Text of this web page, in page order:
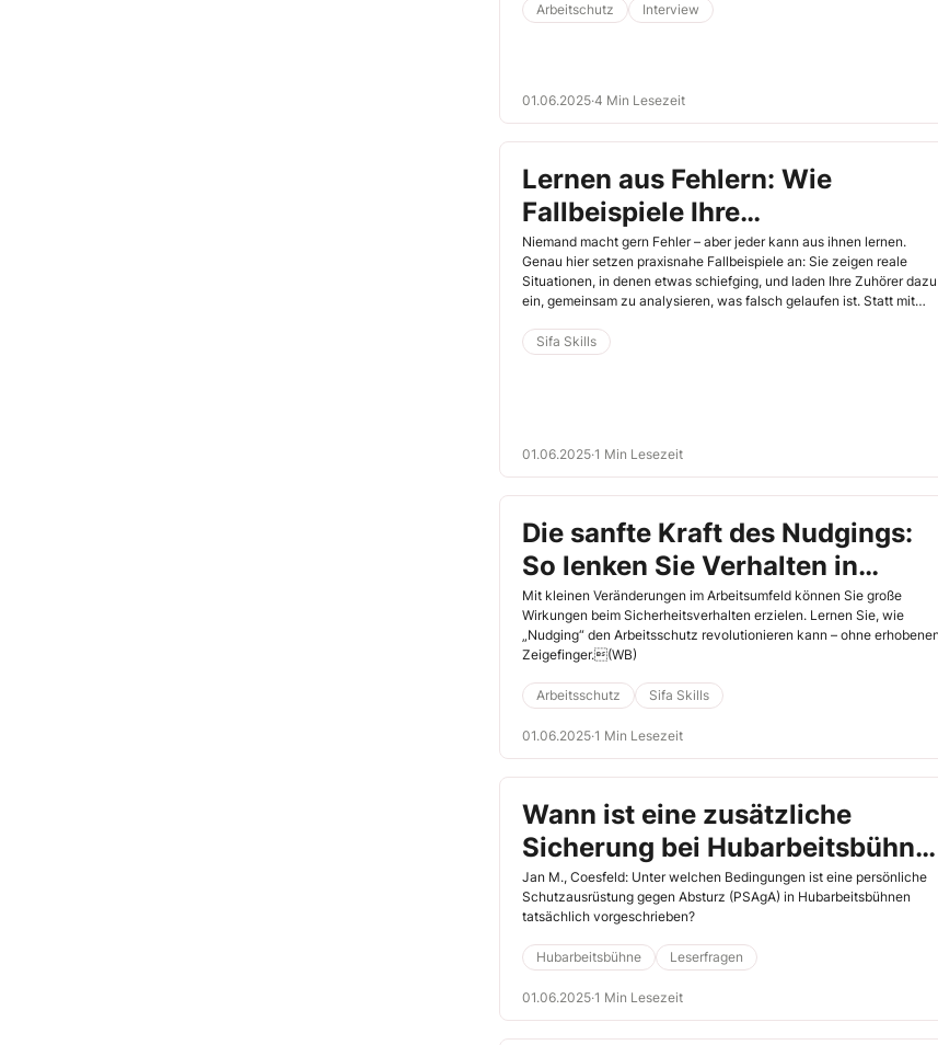
Arbeitschutz Interview
01.06.2025·4 Min Lesezeit
Lernen aus Fehlern: Wie
Fallbeispiele Ihre
Sicherheitsgespräche lebendig
machen
Niemand macht gern Fehler – aber jeder kann aus ihnen lernen.
Genau hier setzen praxisnahe Fallbeispiele an: Sie zeigen reale
Situationen, in denen etwas schiefging, und laden Ihre Zuhörer dazu
ein, gemeinsam zu analysieren, was falsch gelaufen ist. Statt mit
hängen bleiben.(WB)
Sifa Skills
01.06.2025·1 Min Lesezeit
Die sanfte Kraft des Nudgings:
So lenken Sie Verhalten in
sicherere Bahnen
Mit kleinen Veränderungen im Arbeitsumfeld können Sie große
Wirkungen beim Sicherheitsverhalten erzielen. Lernen Sie, wie
„Nudging“ den Arbeitsschutz revolutionieren kann – ohne
Zeigefinger.(WB)
Arbeitsschutz Sifa Skills
01.06.2025·1 Min Lesezeit
Wann ist eine zusätzliche
Sicherung bei Hubarbeitsbühnen
erforderlich?
Jan M., Coesfeld: Unter welchen Bedingungen ist eine persönliche
Schutzausrüstung gegen Absturz (PSAgA) in Hubarbeitsbühnen
tatsächlich vorgeschrieben?
Hubarbeitsbühne Leserfragen
01.06.2025·1 Min Lesezeit